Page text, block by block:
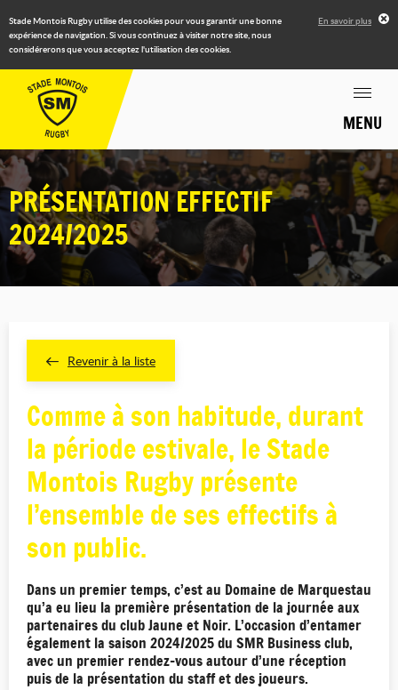
Stade Montois Rugby utilise des cookies pour vous garantir une bonne
expérience de navigation. Si vous continuez à visiter notre site, nous
considérerons que vous acceptez l'utilisation des cookies.
En savoir plus
MENU
PRÉSENTATION EFFECTIF
2024/2025
Revenir à la liste
Comme à son habitude, durant
la période estivale, le Stade
Montois Rugby présente
l’ensemble de ses effectifs à
son public.
Dans un premier temps, c’est au Domaine de Marquestau
qu’a eu lieu la première présentation de la journée aux
partenaires du club Jaune et Noir. L’occasion d’entamer
également la saison 2024/2025 du SMR Business club,
avec un premier rendez-vous autour d’une réception
puis de la présentation du staff et des joueurs.